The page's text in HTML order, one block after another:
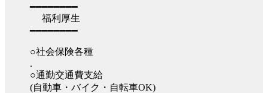
━━━━━━━━
福利厚生
━━━━━━━━
○社会保険各種
.
○通勤交通費支給
(自動車・バイク・自転車OK)